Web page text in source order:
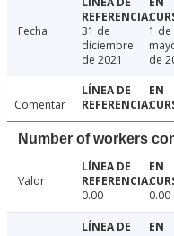
Fecha
31 de
diciembre
de 2021
1 de
de
Comentar
Number of workers
Valor
0.00
0.00